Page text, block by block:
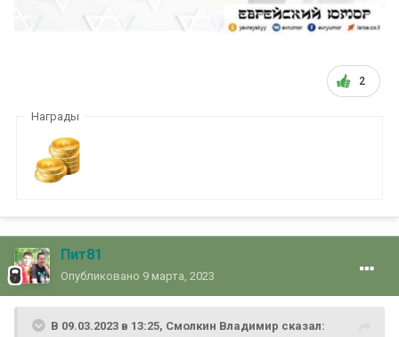
2
Награды
Пит81
Опубликовано 9 марта, 2023
В 09.03.2023 в 13:25, Смолкин Владимир сказал: